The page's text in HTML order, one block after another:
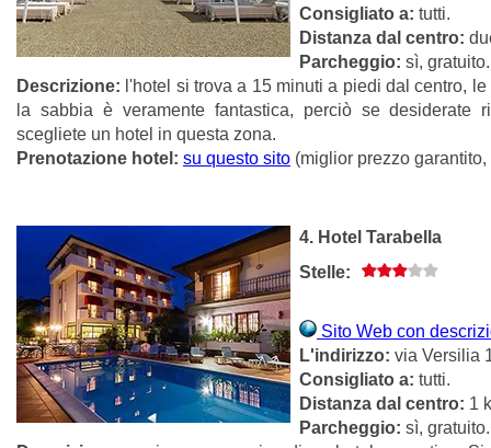
Consigliato a: tutti.
Distanza dal centro:
Parcheggio: sì, gratuito.
Descrizione: l'hotel si trova a 15 minuti a piedi dal centro,
la sabbia è veramente fantastica, perciò se desiderate
scegliete un hotel in questa zona.
Prenotazione hotel: su questo sito (miglior prezzo
4. Hotel Tarabella
Stelle:
Sito Web con
L'indirizzo: via Versilia
Consigliato a: tutti.
Distanza dal centro: 1
Parcheggio: sì, gratuito.